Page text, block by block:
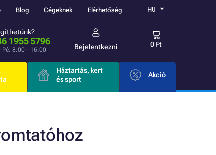
Blog Cégeknek Elérhetőség HU
1955 5796
8:00 – 16:00 Bejelentkezni 0 Ft
Háztartás, kert
és sport
Akció